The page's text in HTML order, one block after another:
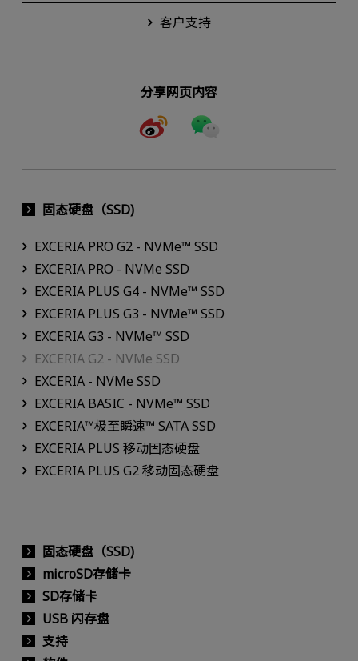
客户支持
分享网页内容
固态硬盘（SSD)
EXCERIA PRO G2 - NVMe™ SSD
EXCERIA PRO - NVMe SSD
EXCERIA PLUS G4 - NVMe™ SSD
EXCERIA PLUS G3 - NVMe™ SSD
EXCERIA G3 - NVMe™ SSD
EXCERIA G2 - NVMe SSD
EXCERIA - NVMe SSD
EXCERIA BASIC - NVMe™ SSD
EXCERIA™极至瞬速™ SATA SSD
EXCERIA PLUS 移动固态硬盘
EXCERIA PLUS G2 移动固态硬盘
固态硬盘（SSD)
microSD存储卡
SD存储卡
USB 闪存盘
支持